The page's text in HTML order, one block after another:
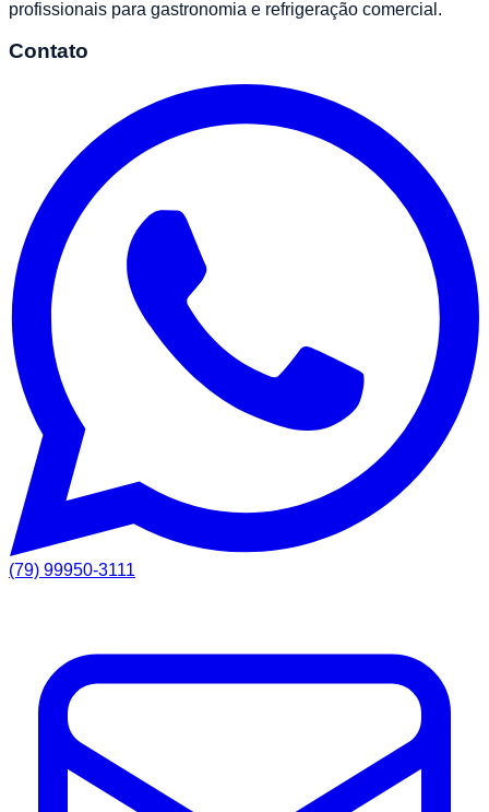
profissionais para gastronomia e refrigeração comercial.
Contato
(79) 99950-3111